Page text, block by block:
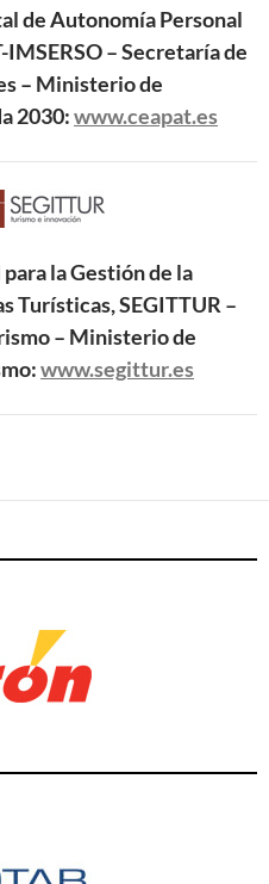
de Autonomía Personal
IMSERSO – Secretaría de
– Ministerio de
2030:www.ceapat.es
la Gestión de la
Turísticas, SEGITTUR –
– Ministerio de
www.segittur.es